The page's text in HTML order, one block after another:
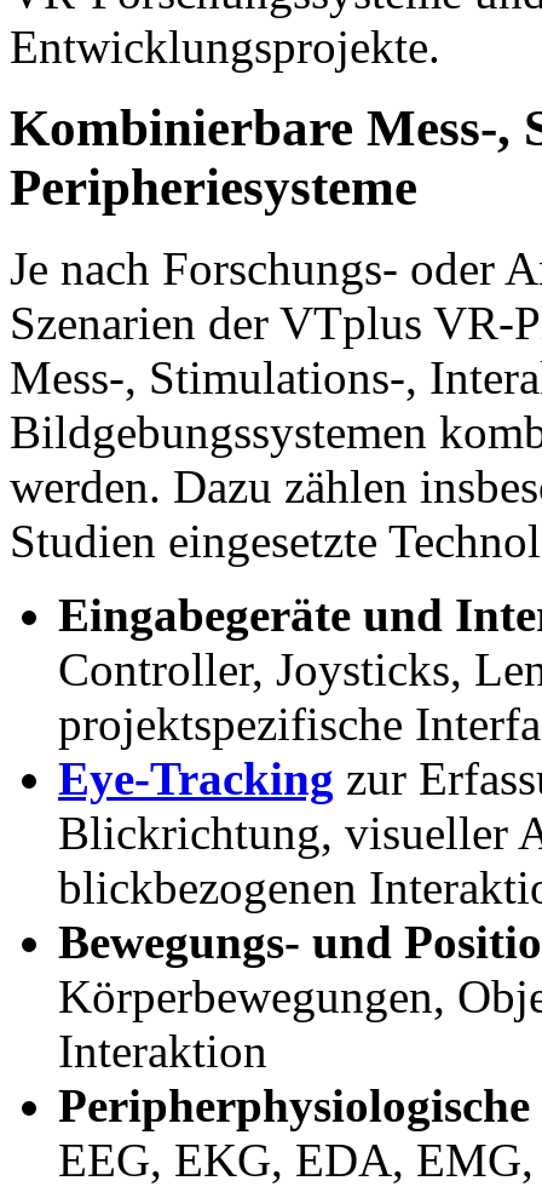
Entwicklungsprojekte.
Kombinierbare Mess-,
Peripheriesysteme
Je nach Forschungs- oder
Szenarien der VTplus VR-
Mess-, Stimulations-,
Bildgebungssystemen
werden. Dazu zählen
Studien eingesetzte
Eingabegeräte und
Controller, Joysticks,
projektspezifische
Eye-Tracking zur
Blickrichtung, visueller
blickbezogenen
Bewegungs- und
Körperbewegungen,
Interaktion
Peripherphysiologische
EEG, EKG, EDA,